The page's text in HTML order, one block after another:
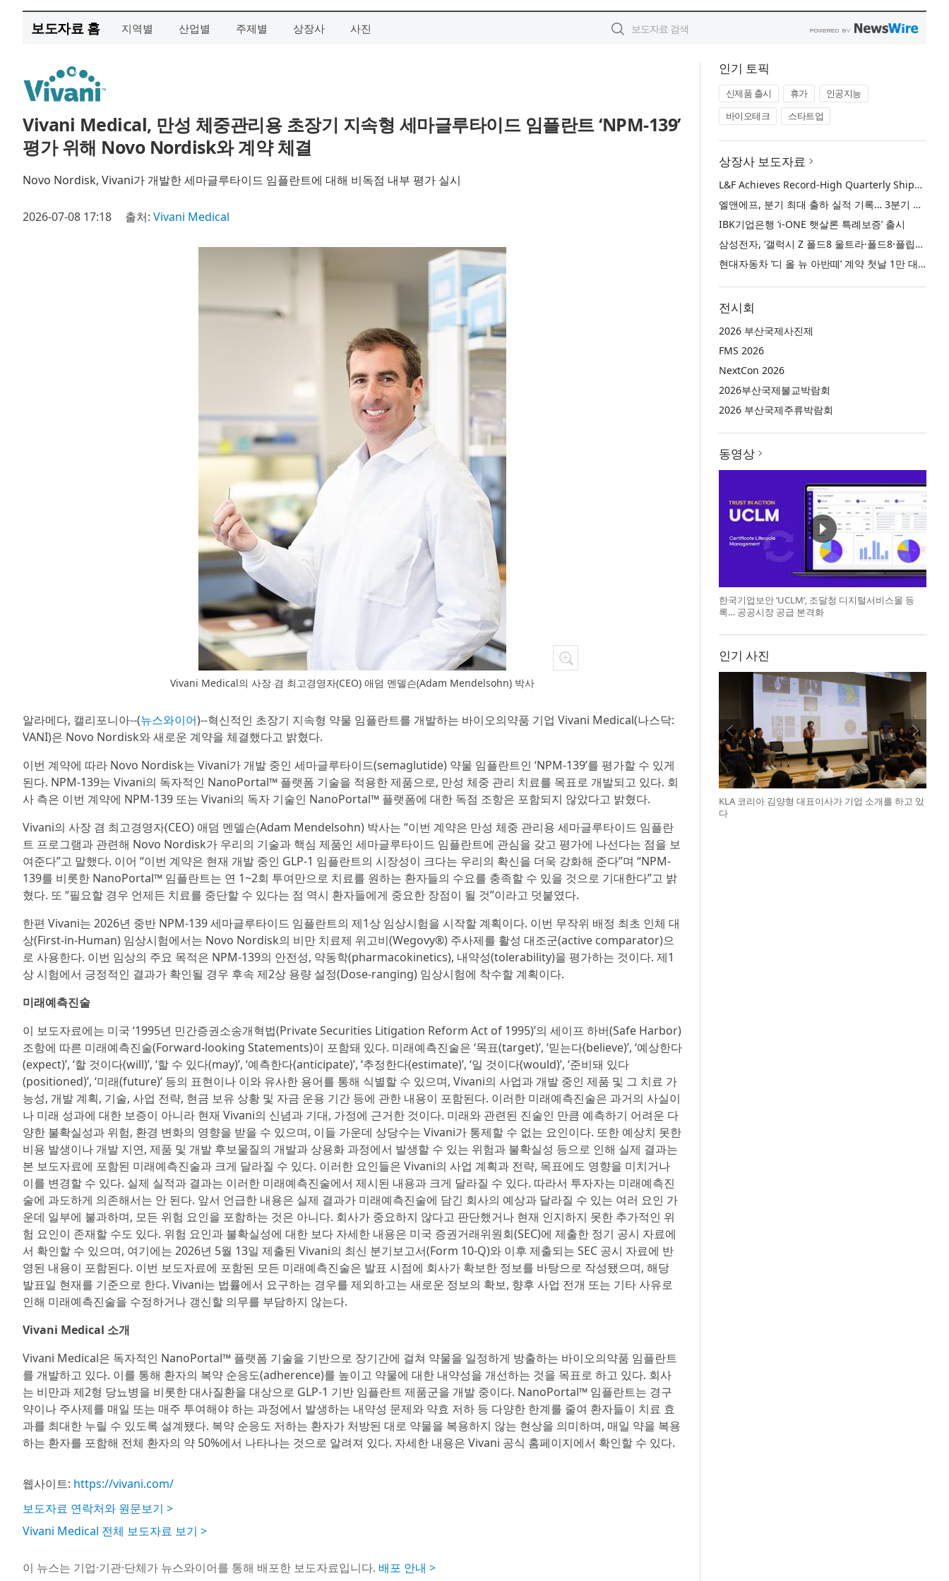
보도자료 홈 지역별 산업별 주제별 상장사 사진
Vivani Medical, 만성 체중관리용 초장기 지속형 세마글루타이드 임플란트 ‘NPM-139’
평가 위해 Novo Nordisk와 계약 체결
Novo Nordisk, Vivani가 개발한 세마글루타이드 임플란트에 대해 비독점 내부 평가 실시
2026-07-08 17:18 출처: Vivani Medical
Vivani Medical의 사장 겸 최고경영자(CEO) 애덤 멘델슨(Adam Mendelsohn) 박사
알라메다, 캘리포니아--(뉴스와이어)--혁신적인 초장기 지속형 약물 임플란트를 개발하는 바이오의약품 기업 Vivani Medical(나스닥:
VANI)은 Novo Nordisk와 새로운 계약을 체결했다고 밝혔다.
이번 계약에 따라 Novo Nordisk는 Vivani가 개발 중인 세마글루타이드(semaglutide) 약물 임플란트인 ‘NPM-139’를 평가할 수 있게
된다. NPM-139는 Vivani의 독자적인 NanoPortal™ 플랫폼 기술을 적용한 제품으로, 만성 체중 관리 치료를 목표로 개발되고 있다. 회
사 측은 이번 계약에 NPM-139 또는 Vivani의 독자 기술인 NanoPortal™ 플랫폼에 대한 독점 조항은 포함되지 않았다고 밝혔다.
Vivani의 사장 겸 최고경영자(CEO) 애덤 멘델슨(Adam Mendelsohn) 박사는 “이번 계약은 만성 체중 관리용 세마글루타이드 임플란
트 프로그램과 관련해 Novo Nordisk가 우리의 기술과 핵심 제품인 세마글루타이드 임플란트에 관심을 갖고 평가에 나선다는 점을 보
여준다”고 말했다. 이어 “이번 계약은 현재 개발 중인 GLP-1 임플란트의 시장성이 크다는 우리의 확신을 더욱 강화해 준다”며 “NPM-
139를 비롯한 NanoPortal™ 임플란트는 연 1~2회 투여만으로 치료를 원하는 환자들의 수요를 충족할 수 있을 것으로 기대한다”고 밝
혔다. 또 “필요할 경우 언제든 치료를 중단할 수 있다는 점 역시 환자들에게 중요한 장점이 될 것”이라고 덧붙였다.
한편 Vivani는 2026년 중반 NPM-139 세마글루타이드 임플란트의 제1상 임상시험을 시작할 계획이다. 이번 무작위 배정 최초 인체 대
상(First-in-Human) 임상시험에서는 Novo Nordisk의 비만 치료제 위고비(Wegovy®) 주사제를 활성 대조군(active comparator)으
로 사용한다. 이번 임상의 주요 목적은 NPM-139의 안전성, 약동학(pharmacokinetics), 내약성(tolerability)을 평가하는 것이다. 제1
상 시험에서 긍정적인 결과가 확인될 경우 후속 제2상 용량 설정(Dose-ranging) 임상시험에 착수할 계획이다.
미래예측진술
이 보도자료에는 미국 ‘1995년 민간증권소송개혁법(Private Securities Litigation Reform Act of 1995)’의 세이프 하버(Safe Harbor)
조항에 따른 미래예측진술(Forward-looking Statements)이 포함돼 있다. 미래예측진술은 ‘목표(target)’, ‘믿는다(believe)’, ‘예상한다
(expect)’, ‘할 것이다(will)’, ‘할 수 있다(may)’, ‘예측한다(anticipate)’, ‘추정한다(estimate)’, ‘일 것이다(would)’, ‘준비돼 있다
(positioned)’, ‘미래(future)’ 등의 표현이나 이와 유사한 용어를 통해 식별할 수 있으며, Vivani의 사업과 개발 중인 제품 및 그 치료 가
능성, 개발 계획, 기술, 사업 전략, 현금 보유 상황 및 자금 운용 기간 등에 관한 내용이 포함된다. 이러한 미래예측진술은 과거의 사실이
나 미래 성과에 대한 보증이 아니라 현재 Vivani의 신념과 기대, 가정에 근거한 것이다. 미래와 관련된 진술인 만큼 예측하기 어려운 다
양한 불확실성과 위험, 환경 변화의 영향을 받을 수 있으며, 이들 가운데 상당수는 Vivani가 통제할 수 없는 요인이다. 또한 예상치 못한
비용 발생이나 개발 지연, 제품 및 개발 후보물질의 개발과 상용화 과정에서 발생할 수 있는 위험과 불확실성 등으로 인해 실제 결과는
본 보도자료에 포함된 미래예측진술과 크게 달라질 수 있다. 이러한 요인들은 Vivani의 사업 계획과 전략, 목표에도 영향을 미치거나
이를 변경할 수 있다. 실제 실적과 결과는 이러한 미래예측진술에서 제시된 내용과 크게 달라질 수 있다. 따라서 투자자는 미래예측진
술에 과도하게 의존해서는 안 된다. 앞서 언급한 내용은 실제 결과가 미래예측진술에 담긴 회사의 예상과 달라질 수 있는 여러 요인 가
운데 일부에 불과하며, 모든 위험 요인을 포함하는 것은 아니다. 회사가 중요하지 않다고 판단했거나 현재 인지하지 못한 추가적인 위
험 요인이 존재할 수도 있다. 위험 요인과 불확실성에 대한 보다 자세한 내용은 미국 증권거래위원회(SEC)에 제출한 정기 공시 자료에
서 확인할 수 있으며, 여기에는 2026년 5월 13일 제출된 Vivani의 최신 분기보고서(Form 10-Q)와 이후 제출되는 SEC 공시 자료에 반
영된 내용이 포함된다. 이번 보도자료에 포함된 모든 미래예측진술은 발표 시점에 회사가 확보한 정보를 바탕으로 작성됐으며, 해당
발표일 현재를 기준으로 한다. Vivani는 법률에서 요구하는 경우를 제외하고는 새로운 정보의 확보, 향후 사업 전개 또는 기타 사유로
인해 미래예측진술을 수정하거나 갱신할 의무를 부담하지 않는다.
Vivani Medical 소개
Vivani Medical은 독자적인 NanoPortal™ 플랫폼 기술을 기반으로 장기간에 걸쳐 약물을 일정하게 방출하는 바이오의약품 임플란트
를 개발하고 있다. 이를 통해 환자의 복약 순응도(adherence)를 높이고 약물에 대한 내약성을 개선하는 것을 목표로 하고 있다. 회사
는 비만과 제2형 당뇨병을 비롯한 대사질환을 대상으로 GLP-1 기반 임플란트 제품군을 개발 중이다. NanoPortal™ 임플란트는 경구
약이나 주사제를 매일 또는 매주 투여해야 하는 과정에서 발생하는 내약성 문제와 약효 저하 등 다양한 한계를 줄여 환자들이 치료 효
과를 최대한 누릴 수 있도록 설계됐다. 복약 순응도 저하는 환자가 처방된 대로 약물을 복용하지 않는 현상을 의미하며, 매일 약을 복용
하는 환자를 포함해 전체 환자의 약 50%에서 나타나는 것으로 알려져 있다. 자세한 내용은 Vivani 공식 홈페이지에서 확인할 수 있다.
웹사이트: https://vivani.com/
보도자료 연락처와 원문보기 >
Vivani Medical 전체 보도자료 보기 >
이 뉴스는 기업·기관·단체가 뉴스와이어를 통해 배포한 보도자료입니다. 배포 안내 >
인기 토픽
신제품 출시 휴가
인공지능
바이오테크
스타트업
상장사 보도자료
L&F Achieves Record-High Quarterly Shipments, Begins LFP Supply for North American ESS in Q3 Advancing its Two-Track NCM and LFP Growth Strategy
엘앤에프, 분기 최대 출하 실적 기록… 3분기 북미 ESS향 LFP 공급 착수 NCM+LFP ‘2-Track’ 성장 전략 실현
IBK기업은행 ‘i-ONE 햇살론 특례보증’ 출시
삼성전자, ‘갤럭시 Z 폴드8 울트라·폴드8·플립8’과 ‘갤럭시 워치 울트라2·워치9’ 국내 공식 출시
현대자동차 ‘디 올 뉴 아반떼’ 계약 첫날 1만 대 돌파
전시회
2026 부산국제사진제
FMS 2026
NextCon 2026
2026부산국제불교박람회
2026 부산국제주류박람회
동영상
한국기업보안 ‘UCLM’, 조달청 디지털서비스몰 등
록… 공공시장 공급 본격화
인기 사진
KLA 코리아 김양형 대표이사가 기업 소개를 하고 있
다